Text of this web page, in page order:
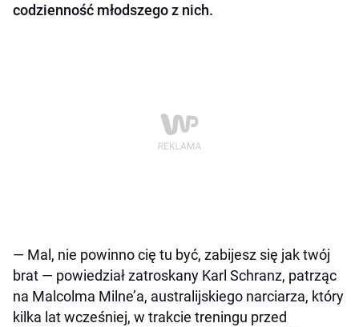
codzienność młodszego z nich.
— Mal, nie powinno cię tu być, zabijesz się jak twój
brat — powiedział zatroskany Karl Schranz, patrząc
na Malcolma Milne’a, australijskiego narciarza, który
kilka lat wcześniej, w trakcie treningu przed